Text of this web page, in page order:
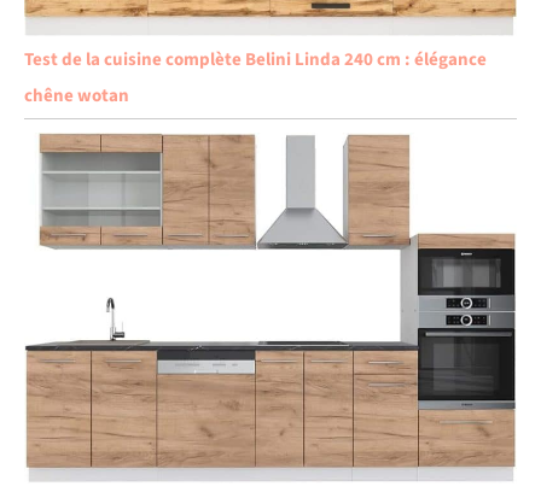
Test de la cuisine complète Belini Linda 240 cm : élégance
chêne wotan